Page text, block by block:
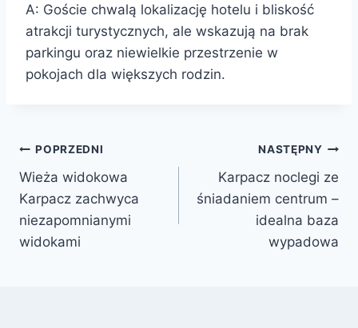
A: Goście chwalą lokalizację hotelu i bliskość
atrakcji turystycznych, ale wskazują na brak
parkingu oraz niewielkie przestrzenie w
pokojach dla większych rodzin.
Nawigacja
wpisu
POPRZEDNI
Wieża widokowa
Karpacz zachwyca
niezapomnianymi
widokami
NASTĘPNY
Karpacz noclegi ze
śniadaniem centrum –
idealna baza
wypadowa